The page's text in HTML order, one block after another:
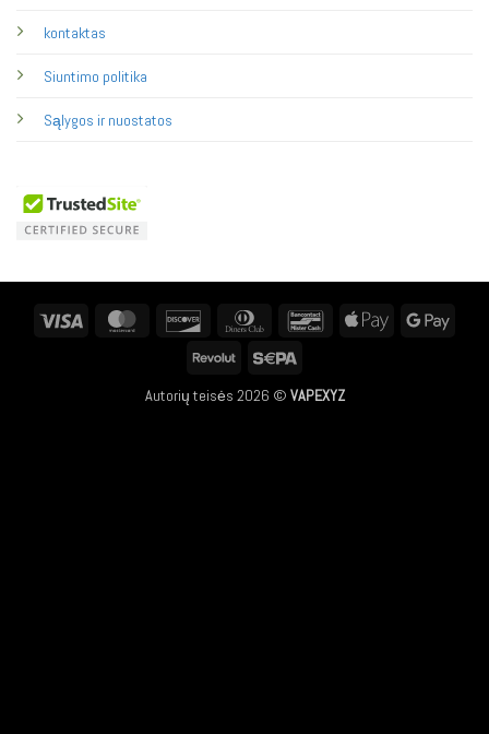
kontaktas
Siuntimo politika
Sąlygos ir nuostatos
MasterCard Discover
Dinners
BancontactApple
Revolut
Autorių teisės 2026 © VAPEXYZ